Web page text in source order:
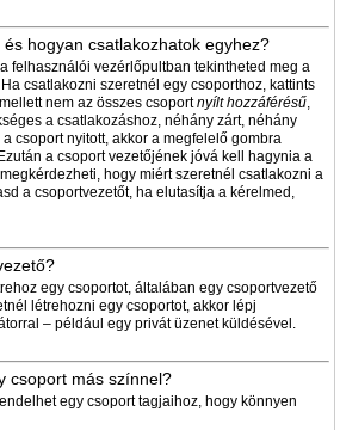
hogyan csatlakozhatok egyhez?
felhasználói vezérlőpultban tekintheted meg a
csatlakozni szeretnél egy csoporthoz, kattints
nem az összes csoportnyílt hozzáférésű,
a csatlakozáshoz, néhány zárt, néhány
csoport nyitott, akkor a megfelelő gombra
a csoport vezetőjének jóvá kell hagynia a
hogy miért szeretnél csatlakozni a
a csoportvezetőt, ha elutasítja a kérelmed,
egy csoportot, általában egy csoportvezető
létrehozni egy csoportot, akkor lépj
– például egy privát üzenet küldésével.
csoport más színnel?
egy csoport tagjaihoz, hogy könnyen